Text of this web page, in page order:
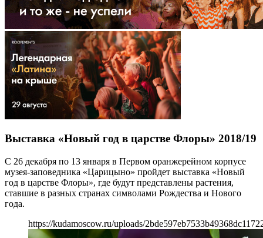
Выставка «Новый год в царстве Флоры» 2018/19
С 26 декабря по 13 января в Первом оранжерейном корпусе
музея-заповедника «Царицыно» пройдет выставка «Новый
год в царстве Флоры», где будут представлены растения,
ставшие в разных странах символами Рождества и Нового
года.
https://kudamoscow.ru/uploads/